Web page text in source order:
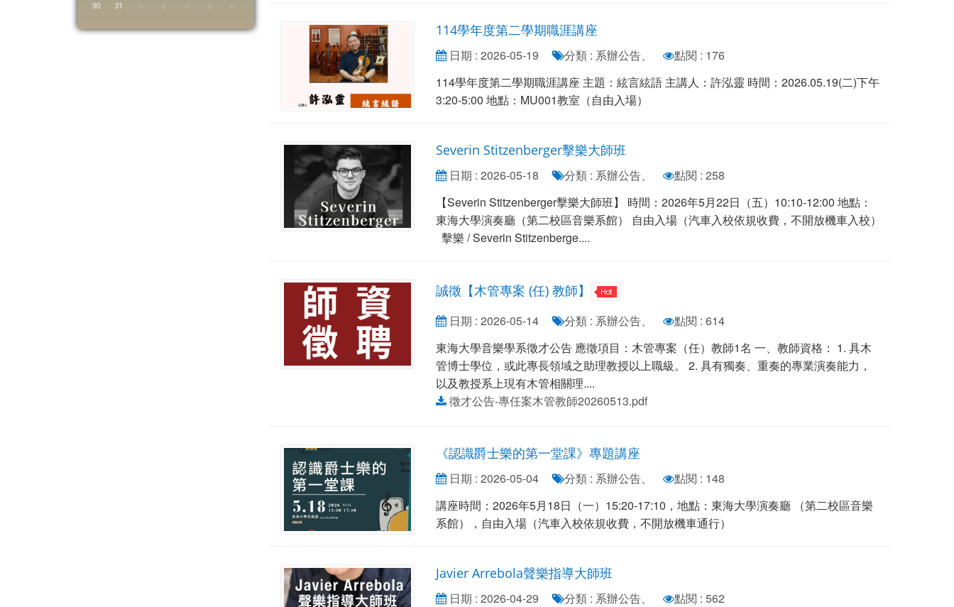
30 31
114學年度第二學期職涯講座
日期 : 2026-05-19 分類 : 系辦公告、
點閱 : 176
114學年度第二學期職涯講座 主題：絃言絃語 主講人：許泓靈 時間：2026.05.19(二)下午
3:20-5:00 地點：MU001教室（自由入場）
Severin Stitzenberger擊樂大師班
日期 : 2026-05-18 分類 : 系辦公告、
點閱 : 258
【Severin Stitzenberger擊樂大師班】 時間：2026年5月22日（五）10:10-12:00 地點：
東海大學演奏廳（第二校區音樂系館） 自由入場（汽車入校依規收費，不開放機車入校）
擊樂 / Severin Stitzenberge....
誠徵【木管專案 (任) 教師】
日期 : 2026-05-14 分類 : 系辦公告、
點閱 : 614
東海大學音樂學系徵才公告 應徵項目：木管專案（任）教師1名 一、教師資格： 1. 具木
管博士學位，或此專長領域之助理教授以上職級。 2. 具有獨奏、重奏的專業演奏能力，
以及教授系上現有木管相關理....
徵才公告-專任案木管教師20260513.pdf
《認識爵士樂的第一堂課》專題講座
日期 : 2026-05-04 分類 : 系辦公告、
點閱 : 148
講座時間：2026年5月18日（一）15:20-17:10，地點：東海大學演奏廳 （第二校區音樂
系館），自由入場（汽車入校依規收費，不開放機車通行）
Javier Arrebola聲樂指導大師班
日期 : 2026-04-29 分類 : 系辦公告、
點閱 : 562